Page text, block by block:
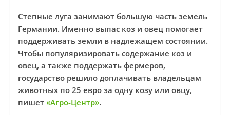
Степные луга занимают большую часть земель
Германии. Именно выпас коз и овец помогает
поддерживать земли в надлежащем состоянии.
Чтобы популяризировать содержание коз и
овец, а также поддержать фермеров,
государство решило доплачивать владельцам
животных по 25 евро за одну козу или овцу,
пишет «Агро-Центр».